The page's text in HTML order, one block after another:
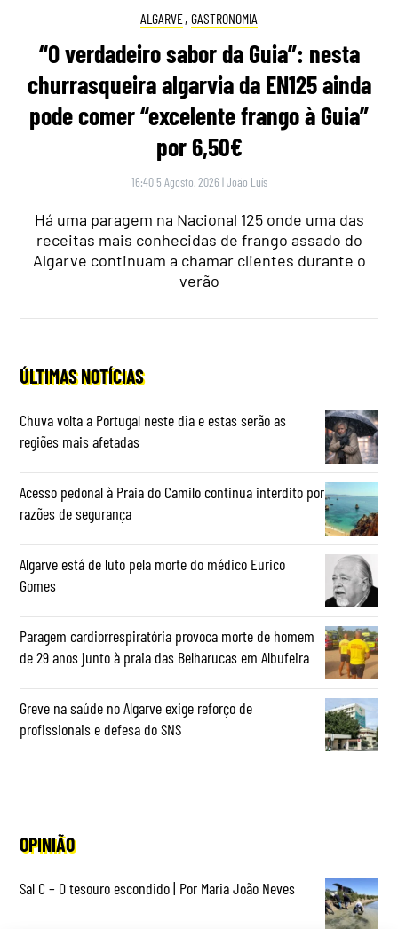
ALGARVE, GASTRONOMIA
“O verdadeiro sabor da Guia”: nesta
churrasqueira algarvia da EN125 ainda
pode comer “excelente frango à Guia”
por 6,50€
16:40 5 Agosto, 2026 |João Luís
Há uma paragem na Nacional 125 onde uma das
receitas mais conhecidas de frango assado do
Algarve continuam a chamar clientes durante o
verão
ÚLTIMAS NOTÍCIAS
Chuva volta a Portugal neste dia e estas serão as
regiões mais afetadas
Acesso pedonal à Praia do Camilo continua interdito por
razões de segurança
Algarve está de luto pela morte do médico Eurico
Gomes
Paragem cardiorrespiratória provoca morte de homem
de 29 anos junto à praia das Belharucas em Albufeira
Greve na saúde no Algarve exige reforço de
profissionais e defesa do SNS
OPINIÃO
Sal C – O tesouro escondido | Por Maria João Neves